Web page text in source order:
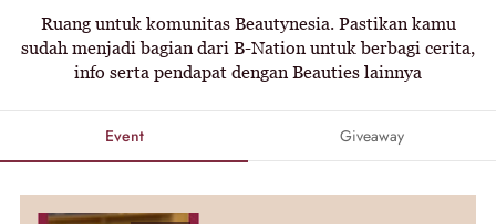
Ruang untuk komunitas Beautynesia. Pastikan kamu
sudah menjadi bagian dari B-Nation untuk berbagi cerita,
info serta pendapat dengan Beauties lainnya
Event Giveaway